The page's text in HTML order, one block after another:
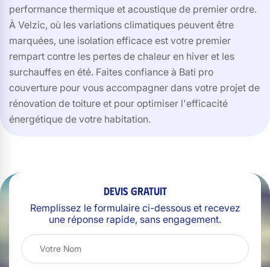
performance thermique et acoustique de premier ordre.
À Velzic, où les variations climatiques peuvent être
marquées, une isolation efficace est votre premier
rempart contre les pertes de chaleur en hiver et les
surchauffes en été. Faites confiance à Bati pro
couverture pour vous accompagner dans votre projet de
rénovation de toiture et pour optimiser l'efficacité
énergétique de votre habitation.
Devis gratuit
Remplissez le formulaire ci-dessous et recevez
une réponse rapide, sans engagement.